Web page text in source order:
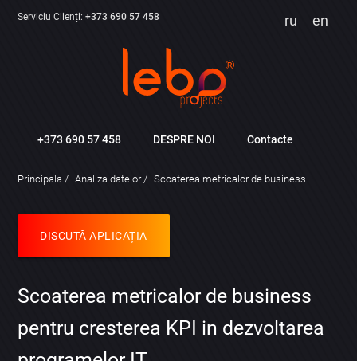
Serviciu Clienți:+373 690 57 458 ru en
+373 690 57 458 DESPRE NOI Contacte
Principala Analiza datelor Scoaterea metricalor de business
DISCUTĂ APLICAȚIA
Scoaterea metricalor de business
pentru cresterea KPI in dezvoltarea